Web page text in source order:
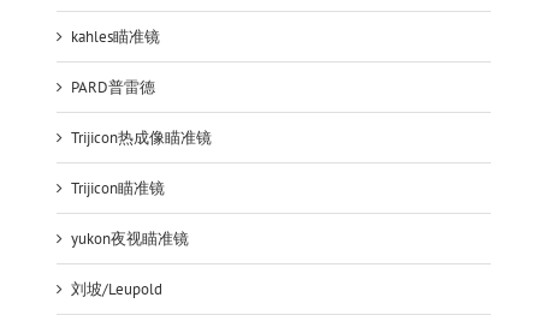
kahles瞄准镜
PARD普雷德
Trijicon热成像瞄准镜
Trijicon瞄准镜
yukon夜视瞄准镜
刘坡/Leupold